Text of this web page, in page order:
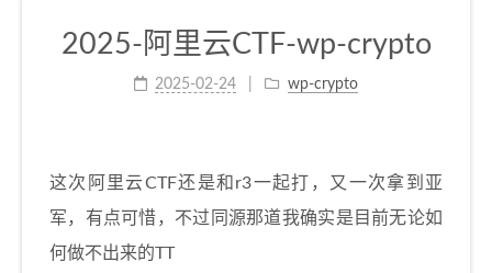
2025-阿里云CTF-wp-crypto
2025-02-24 wp-crypto
这次阿里云CTF还是和r3一起打，又一次拿到亚
军，有点可惜，不过同源那道我确实是目前无论如
何做不出来的TT